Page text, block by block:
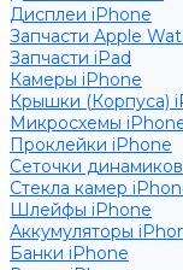
Дисплеи iPhone
Запчасти Apple
Запчасти iPad
Камеры iPhone
Крышки (Корпуса)
Микросхемы
Проклейки iPhone
Сеточки
Стекла камер
Шлейфы iPhone
Аккумуляторы
Банки iPhone